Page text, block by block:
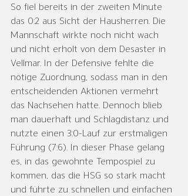
So fiel bereits in der zweiten Minute
das 0:2 aus Sicht der Hausherren. Die
Mannschaft wirkte noch nicht wach
und nicht erholt von dem Desaster in
Vellmar. In der Defensive fehlte die
nötige Zuordnung, sodass man in den
entscheidenden Aktionen vermehrt
das Nachsehen hatte. Dennoch blieb
man dauerhaft und Schlagdistanz und
nutzte einen 3:0-Lauf zur erstmaligen
Führung (7:6). In dieser Phase gelang
es, in das gewohnte Tempospiel zu
kommen, das die HSG so stark macht
und führte zu schnellen und einfachen